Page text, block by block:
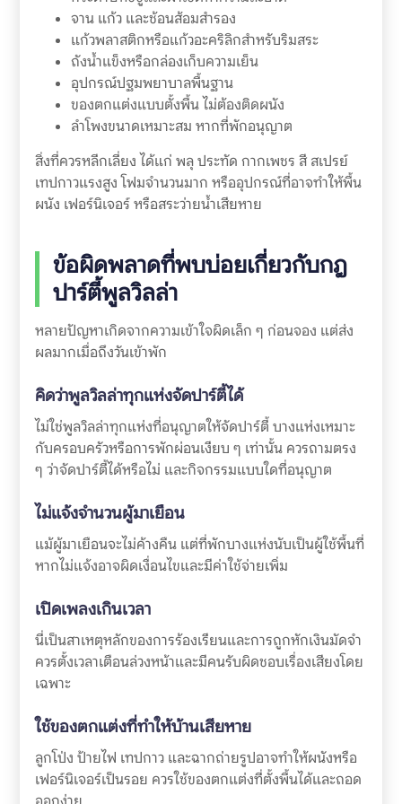
จาน แก้ว และช้อนส้อมสำรอง
แก้วพลาสติกหรือแก้วอะคริลิกสำหรับริมสระ
ถังน้ำแข็งหรือกล่องเก็บความเย็น
อุปกรณ์ปฐมพยาบาลพื้นฐาน
ของตกแต่งแบบตั้งพื้น ไม่ต้องติดผนัง
ลำโพงขนาดเหมาะสม หากที่พักอนุญาต
สิ่งที่ควรหลีกเลี่ยง ได้แก่ พลุ ประทัด กากเพชร สี สเปรย์
เทปกาวแรงสูง โฟมจำนวนมาก หรืออุปกรณ์ที่อาจทำให้พื้น
ผนัง เฟอร์นิเจอร์ หรือสระว่ายน้ำเสียหาย
ข้อผิดพลาดที่พบบ่อยเกี่ยวกับกฎ
ปาร์ตี้พูลวิลล่า
หลายปัญหาเกิดจากความเข้าใจผิดเล็ก ๆ ก่อนจอง แต่ส่ง
ผลมากเมื่อถึงวันเข้าพัก
คิดว่าพูลวิลล่าทุกแห่งจัดปาร์ตี้ได้
ไม่ใช่พูลวิลล่าทุกแห่งที่อนุญาตให้จัดปาร์ตี้ บางแห่งเหมาะ
กับครอบครัวหรือการพักผ่อนเงียบ ๆ เท่านั้น ควรถามตรง
ๆ ว่าจัดปาร์ตี้ได้หรือไม่ และกิจกรรมแบบใดที่อนุญาต
ไม่แจ้งจำนวนผู้มาเยือน
แม้ผู้มาเยือนจะไม่ค้างคืน แต่ที่พักบางแห่งนับเป็นผู้ใช้พื้นที่
หากไม่แจ้งอาจผิดเงื่อนไขและมีค่าใช้จ่ายเพิ่ม
เปิดเพลงเกินเวลา
นี่เป็นสาเหตุหลักของการร้องเรียนและการถูกหักเงินมัดจำ
ควรตั้งเวลาเตือนล่วงหน้าและมีคนรับผิดชอบเรื่องเสียงโดย
เฉพาะ
ใช้ของตกแต่งที่ทำให้บ้านเสียหาย
ลูกโป่ง ป้ายไฟ เทปกาว และฉากถ่ายรูปอาจทำให้ผนังหรือ
เฟอร์นิเจอร์เป็นรอย ควรใช้ของตกแต่งที่ตั้งพื้นได้และถอด